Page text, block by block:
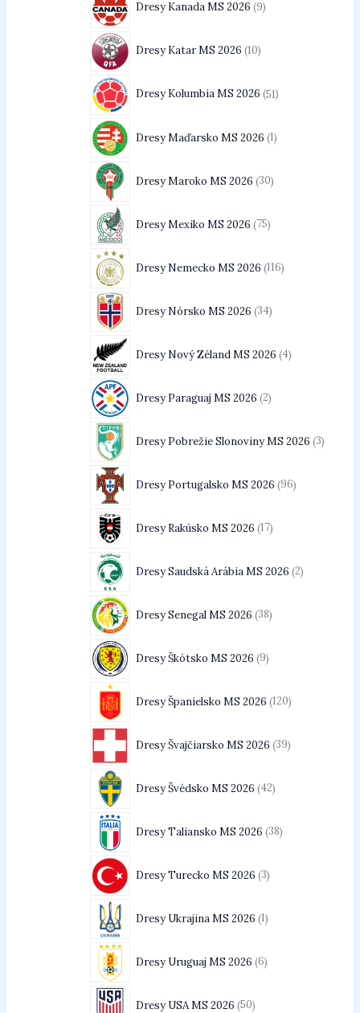
Dresy Kanada MS 2026 9
Dresy Katar MS 2026 10
Dresy Kolumbia MS 2026 51
Dresy Maďarsko MS 2026 1
Dresy Maroko MS 2026 30
Dresy Mexiko MS 2026 75
Dresy Nemecko MS 2026 116
Dresy Nórsko MS 2026 34
Dresy Nový Zéland MS 2026 4
Dresy Paraguaj MS 2026 2
Dresy Pobrežie Slonoviny MS 2026 3
Dresy Portugalsko MS 2026 96
Dresy Rakúsko MS 2026 17
Dresy Saudská Arábia MS 2026 2
Dresy Senegal MS 2026 38
Dresy Škótsko MS 2026 9
Dresy Španielsko MS 2026 120
Dresy Švajčiarsko MS 2026 39
Dresy Švédsko MS 2026 42
Dresy Taliansko MS 2026 38
Dresy Turecko MS 2026 3
Dresy Ukrajina MS 2026 1
Dresy Uruguaj MS 2026 6
Dresy USA MS 2026 50